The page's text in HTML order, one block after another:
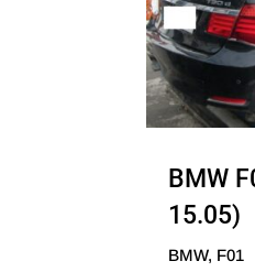
BMW
15.05)
BMW, F01